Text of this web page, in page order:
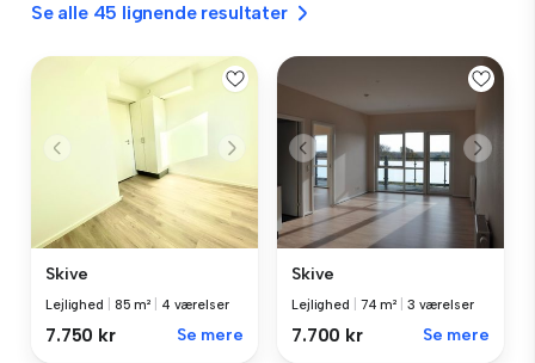
Se alle 45 lignende resultater
Skive
Lejlighed 85 m² 4 værelser
7.750 kr Se mere
Skive
Lejlighed 74 m² 3 værelser
7.700 kr Se mere